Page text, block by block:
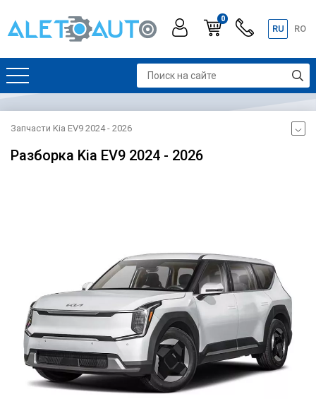
0
RU RO
Запчасти Kia EV9 2024 - 2026
Разборка Kia EV9 2024 - 2026